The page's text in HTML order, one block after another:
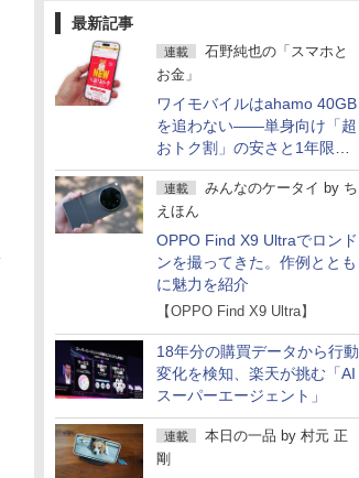
最新記事
連載
石野純也の「スマホと
お金」
ワイモバイルはahamo 40GB
を追わない――単身向け「超
おトク割」の安さと1年限定
の注意点
連載 みんなのケータイ by ち
えほん
OPPO Find X9 Ultraでロンド
ンを撮ってきた。作例ととも
に魅力を紹介
【OPPO Find X9 Ultra】
18年分の購買データから行動
変化を検知、楽天が挑む「AI
スーパーエージェント」
連載 本日の一品 by 村元 正
剛